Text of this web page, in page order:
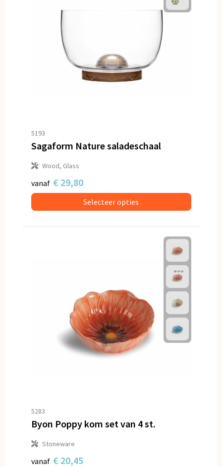
5193
Sagaform Nature saladeschaal
Wood, Glass
vanaf € 29,80
Selecteer opties
5283
Byon Poppy kom set van 4 st.
Stoneware
vanaf € 20,45